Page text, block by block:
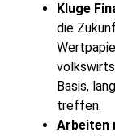
Kluge
die
Basis,
treffen.
Arbeiten